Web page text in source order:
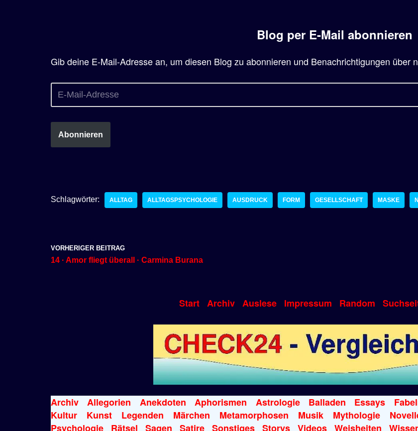
Blog per E-Mail abonnieren
Gib deine E-Mail-Adresse an, um diesen Blog zu abonnieren und Benachrichtigungen über
Abonnieren
Schlagwörter: ALLTAG ALLTAGSPSYCHOLOGIE AUSDRUCK FORM GESELLSCHAFT MASKE
VORHERIGER BEITRAG
14 · Amor fliegt überall · Carmina Burana
Start Archiv Auslese Impressum Random
Archiv Allegorien Anekdoten Aphorismen Astrologie Balladen Essays
Kultur
Kunst Legenden Märchen Metamorphosen Musik Mythologie
Psychologie
Rätsel Sagen Satire Sonstiges Storys Videos Weisheiten